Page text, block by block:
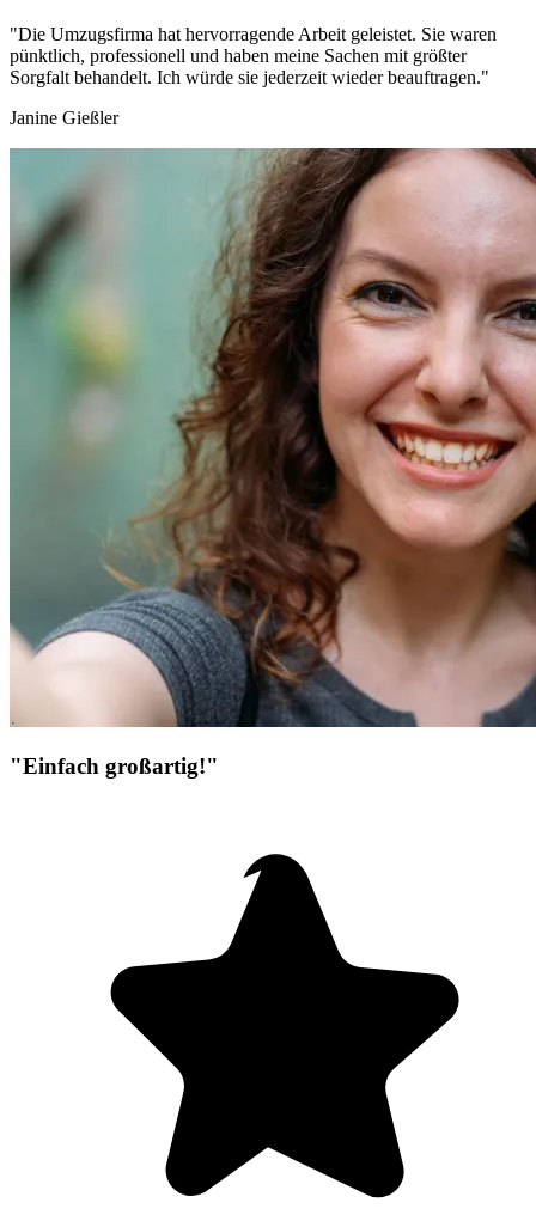
"Die Umzugsfirma hat hervorragende Arbeit geleistet. Sie waren
pünktlich, professionell und haben meine Sachen mit größter
Sorgfalt behandelt. Ich würde sie jederzeit wieder beauftragen."
Janine Gießler
"Einfach großartig!"